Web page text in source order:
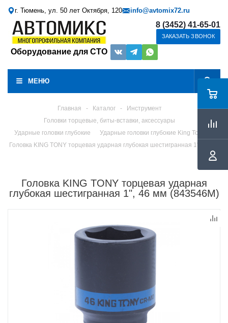
г. Тюмень, ул. 50 лет Октября, 120 info@avtomix72.ru
Оборудование для СТО
8 (3452) 41-65-01
ЗАКАЗАТЬ ЗВОНОК
МЕНЮ
Главная - Каталог -
Инструмент
Головки торцевые, биты-вставки, аксессуары
Ударные головки глубокие
Ударные головки глубокие King Tony
Головка KING TONY торцевая ударная глубокая шестигранная 1", 46 мм
Головка KING TONY торцевая ударная
глубокая шестигранная 1", 46 мм (843546M)